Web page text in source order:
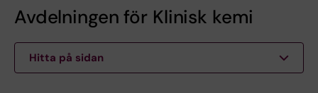
Avdelningen för Klinisk kemi
Hitta på sidan